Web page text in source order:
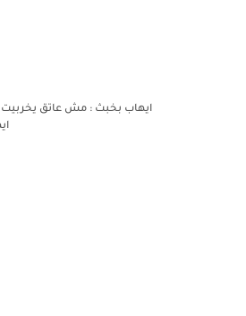
ايهاب بخبث : مش عاتق